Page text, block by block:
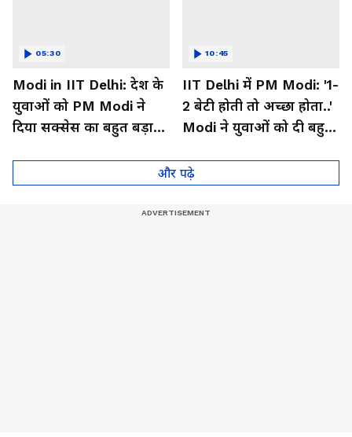
Modi in IIT Delhi: देश के
युवाओं को PM Modi ने
दिया सक्सेस का बहुत बड़ा
05:30
IIT Delhi में PM Modi: '1-
2 बेटी होती तो अच्छा होता..'
Modi ने युवाओं को दी बहुत
10:45
और पढ़े